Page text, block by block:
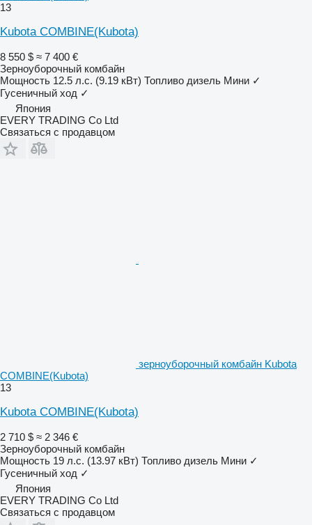
13
Kubota COMBINE(Kubota)
8 550 $ ≈ 7 400 €
Зерноуборочный комбайн
Мощность 12.5 л.с. (9.19 кВт) Топливо дизель Мини ✓
Гусеничный ход ✓
Япония
EVERY TRADING Co Ltd
Связаться с продавцом
зерноуборочный комбайн Kubota
COMBINE(Kubota)
13
Kubota COMBINE(Kubota)
2 710 $ ≈ 2 346 €
Зерноуборочный комбайн
Мощность 19 л.с. (13.97 кВт) Топливо дизель Мини ✓
Гусеничный ход ✓
Япония
EVERY TRADING Co Ltd
Связаться с продавцом